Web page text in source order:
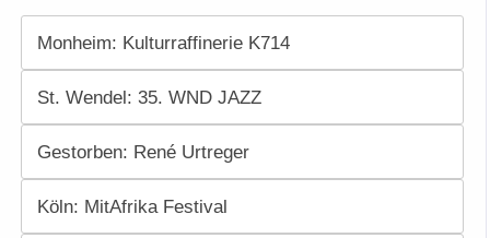
Monheim: Kulturraffinerie K714
St. Wendel: 35. WND JAZZ
Gestorben: René Urtreger
Köln: MitAfrika Festival